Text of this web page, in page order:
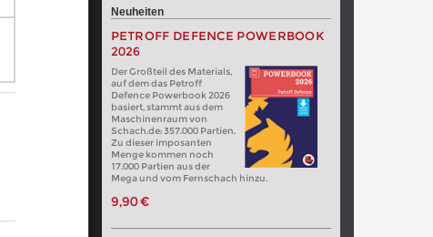
Neuheiten
PETROFF DEFENCE POWERBOOK
2026
Der Großteil des Materials,
auf dem das Petroff
Defence Powerbook 2026
basiert, stammt aus dem
Maschinenraum von
Schach.de: 357.000 Partien.
Zu dieser imposanten
Menge kommen noch
17.000 Partien aus der
Mega und vom Fernschach hinzu.
9,90 €